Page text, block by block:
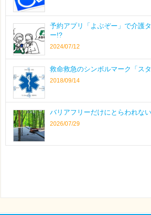
予約アプリ「よぶぞー」で介護
ー!?
2024/07/12
救命救急のシンボルマーク「ス
2018/09/14
バリアフリーだけにとらわれな
2026/07/29